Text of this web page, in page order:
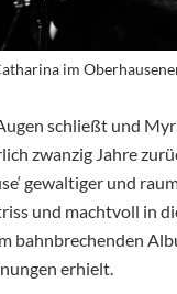
im
schließt und
zwanzig Jahre
gewaltiger und
und machtvoll in
bahnbrechenden
erhielt.